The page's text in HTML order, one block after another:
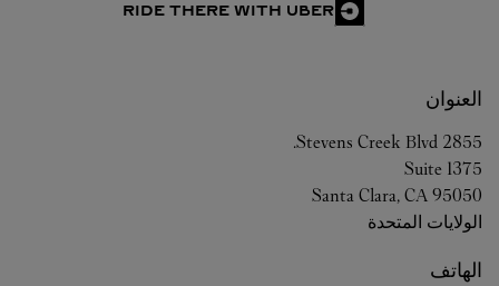
RIDE THERE WITH UBER
العنوان
2855 Stevens Creek Blvd.
Suite 1375
Santa Clara, CA 95050
الولايات المتحدة
الهاتف